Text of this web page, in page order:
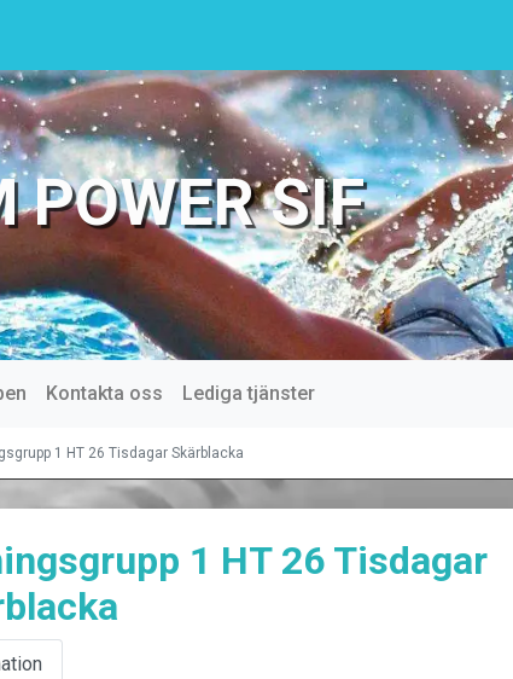
POWER SIF
Kontakta oss Lediga tjänster
1 HT 26 Tisdagar Skärblacka
1 HT 26 Tisdagar